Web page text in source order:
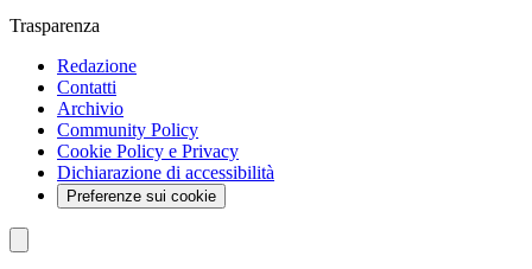
Trasparenza
Redazione
Contatti
Archivio
Community Policy
Cookie Policy e Privacy
Dichiarazione di accessibilità
Preferenze sui cookie